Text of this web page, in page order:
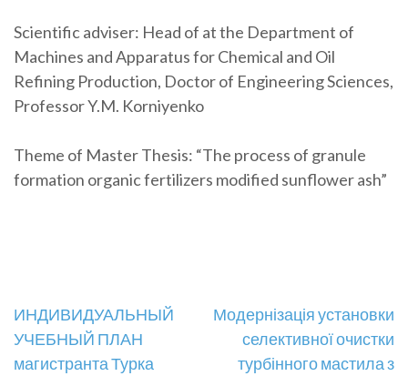
Scientific adviser: Head of at the Department of
Machines and Apparatus for Chemical and Oil
Refining Production, Doctor of Engineering Sciences,
Professor Y.M. Korniyenko
Theme of Master Thesis: “The process of granule
formation organic fertilizers modified sunflower ash”
Навігація
записів
ИНДИВИДУАЛЬНЫЙ
УЧЕБНЫЙ ПЛАН
магистранта Турка
Модернізація установки
селективної очистки
турбінного мастила з